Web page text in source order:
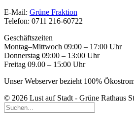
E-Mail: Grüne Fraktion
Telefon: 0711 216-60722
Geschäftszeiten
Montag–Mittwoch 09:00 – 17:00 Uhr
Donnerstag 09:00 – 13:00 Uhr
Freitag 09.00 – 15:00 Uhr
Unser Webserver bezieht 100%
© 2026 Lust auf Stadt - Grüne Rathaus